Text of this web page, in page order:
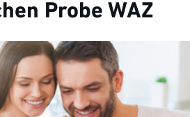
Probe WAZ